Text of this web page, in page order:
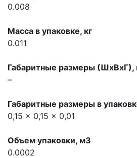
0.008
Масса в упаковке, кг
0.011
Габаритные размеры
–
Габаритные размеры в
0,15 x 0,15 x 0,01
Объем упаковки, м3
0.0002